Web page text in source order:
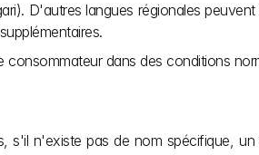
D'autres langues régionales
dans des conditions
s'il n'existe pas de nom spécifique,